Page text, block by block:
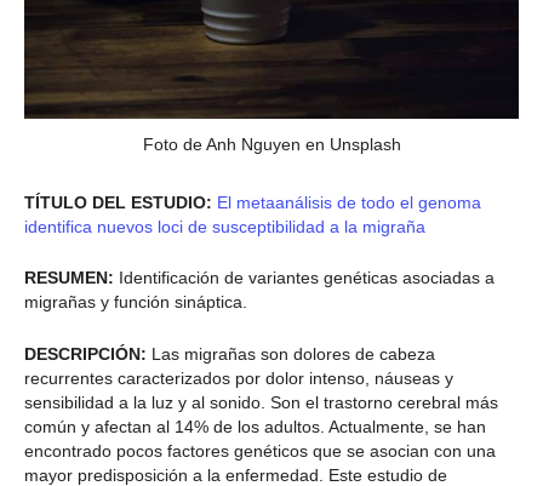
Foto de Anh Nguyen en Unsplash
TÍTULO DEL ESTUDIO: El metaanálisis de todo el genoma
identifica nuevos loci de susceptibilidad a la migraña
RESUMEN: Identificación de variantes genéticas asociadas a
migrañas y función sináptica.
DESCRIPCIÓN: Las migrañas son dolores de cabeza
recurrentes caracterizados por dolor intenso, náuseas y
sensibilidad a la luz y al sonido. Son el trastorno cerebral más
común y afectan al 14% de los adultos. Actualmente, se han
encontrado pocos factores genéticos que se asocian con una
mayor predisposición a la enfermedad. Este estudio de